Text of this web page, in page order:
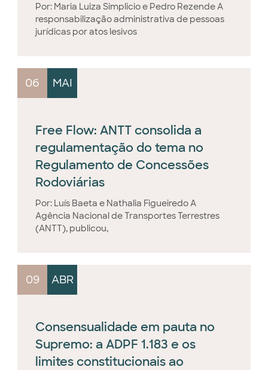
Por: Maria Luiza Simplicio e Pedro Rezende A
responsabilização administrativa de pessoas
jurídicas por atos lesivos
06 MAI
Free Flow: ANTT consolida a
regulamentação do tema no
Regulamento de Concessões
Rodoviárias
Por: Luís Baeta e Nathalia Figueiredo A
Agência Nacional de Transportes Terrestres
(ANTT), publicou,
09 ABR
Consensualidade em pauta no
Supremo: a ADPF 1.183 e os
limites constitucionais ao